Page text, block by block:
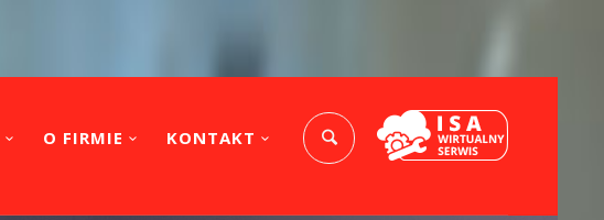
O FIRMIE KONTAKT